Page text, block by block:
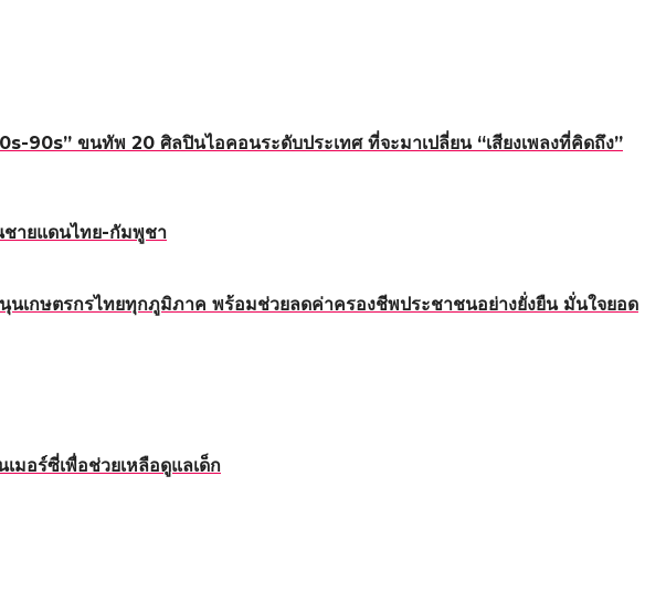
ขนทัพ 20 ศิลปินไอคอนระดับประเทศ ที่จะมาเปลี่ยน “เสียงเพลงที่คิดถึง”
ชายแดนไทย-กัมพูชา
นเกษตรกรไทยทุกภูมิภาค พร้อมช่วยลดค่าครองชีพประชาชนอย่างยั่งยืน มั่นใจยอด
อร์ซี่เพื่อช่วยเหลือดูแลเด็ก